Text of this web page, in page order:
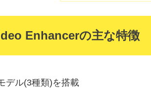
Enhancerの主な特徴
デル(3種類)を搭載